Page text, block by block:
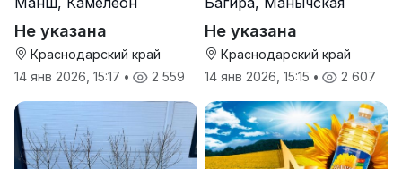
Не указана
Краснодарский край
14 янв 2026, 15:17 • 2 559
Не указана
Краснодарский край
14 янв 2026, 15:15 • 2 607